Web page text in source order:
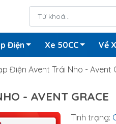
Điện Xe 50CC Về
Điện Avent Trái Nho - Avent
- AVENT GRACE
Tình trạng: